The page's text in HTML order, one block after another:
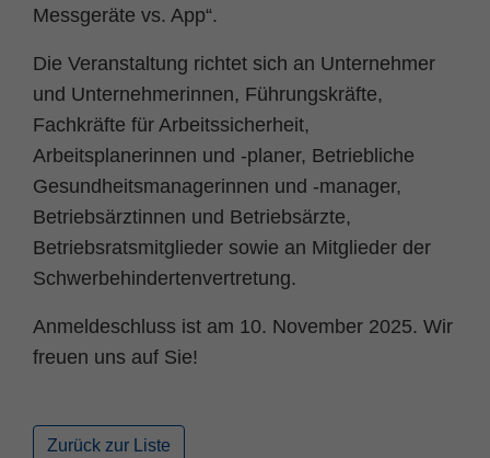
Messgeräte vs. App“.
Die Veranstaltung richtet sich an Unternehmer
und Unternehmerinnen, Führungskräfte,
Fachkräfte für Arbeitssicherheit,
Arbeitsplanerinnen und -planer, Betriebliche
Gesundheitsmanagerinnen und -manager,
Betriebsärztinnen und Betriebsärzte,
Betriebsratsmitglieder sowie an Mitglieder der
Schwerbehindertenvertretung.
Anmeldeschluss ist am 10. November 2025. Wir
freuen uns auf Sie!
Zurück zur Liste